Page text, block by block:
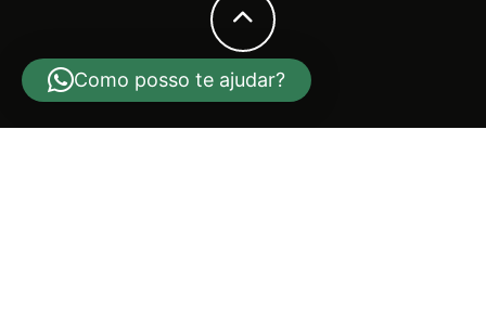
Como posso te ajudar?